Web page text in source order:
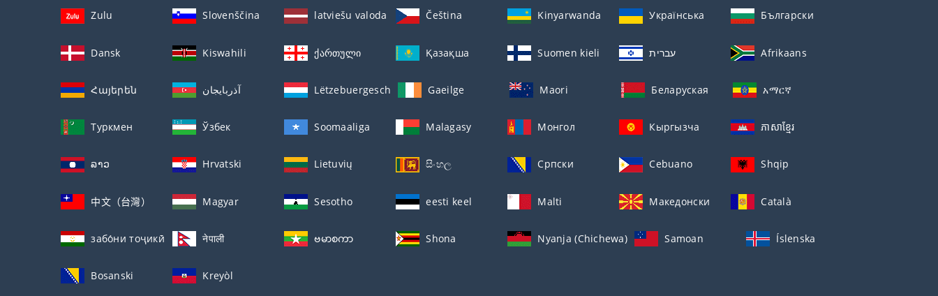
Zulu Slovenščina latviešu valoda Čeština Kinyarwanda Українська Български
Dansk Kiswahili ქართული Қазақша Suomen kieli עברית Afrikaans
Հայերեն آذربايجان Lëtzebuergesch Gaeilge Maori Беларуская አማርኛ
Туркмен Ўзбек Soomaaliga Malagasy Монгол Кыргызча ភាសាខ្មែរ
ລາວ Hrvatski Lietuvių සිංහල Српски Cebuano Shqip
中文（台灣） Magyar Sesotho eesti keel Malti Македонски Català
забо́ни тоҷикӣ́ नेपाली ဗမာစကာ Shona Nyanja (Chichewa) Samoan Íslenska
Bosanski Kreyòl